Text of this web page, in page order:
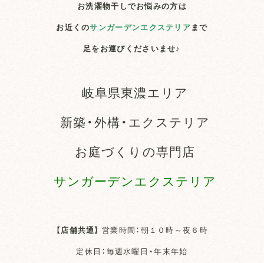
お洗濯物干しでお悩みの方は
お近くのサンガーデンエクステリア まで
足をお運びくださいませ♪
岐阜県東濃エリア
新築・外構・エクステリア
お庭づくりの専門店
サンガーデンエクステリア
【店舗共通】 営業時間：朝１０時～夜６時
定休日：毎週水曜日・年末年始